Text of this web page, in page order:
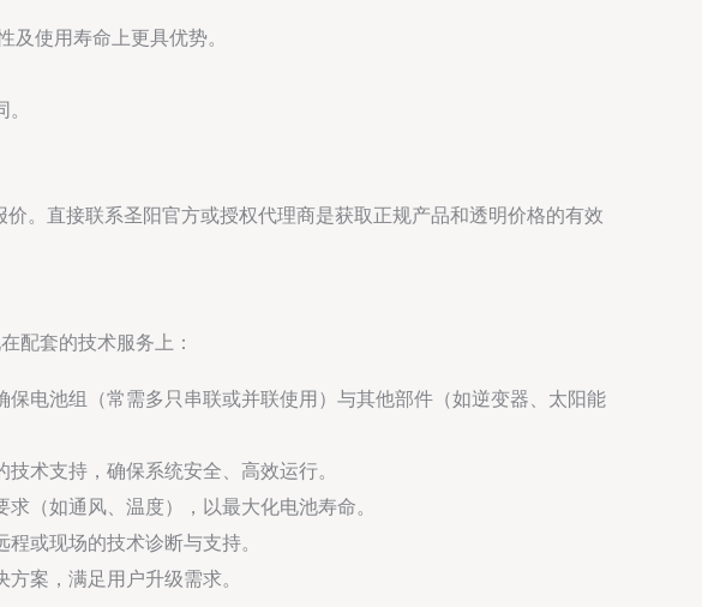
及使用寿命上更具优势。
。直接联系圣阳官方或授权代理商是获取正规产品和透明价格的有效
配套的技术服务上：
电池组（常需多只串联或并联使用）与其他部件（如逆变器、太阳能
术支持，确保系统安全、高效运行。
（如通风、温度），以最大化电池寿命。
或现场的技术诊断与支持。
案，满足用户升级需求。